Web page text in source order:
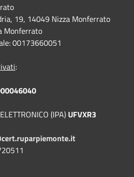
19, 14049 Nizza Monferrato
Monferrato
00173660051
:
(IPA) UFVXR3